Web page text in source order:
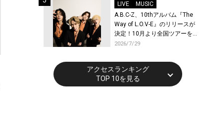
先行上映会を開催！
LIVE
MUSIC
A.B.C-Z、10thアルバム『The
Way of L.O.V-E』のリリースが
決定！10月より全国ツアーを
開催！
2026/7/29
アクセスランキング
TOP 10を見る